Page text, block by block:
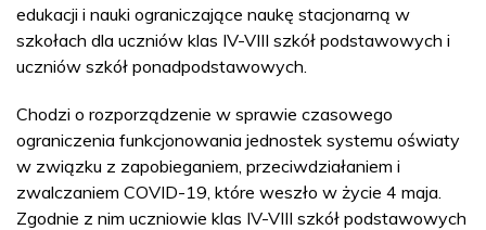
edukacji i nauki ograniczające naukę stacjonarną w
szkołach dla uczniów klas IV-VIII szkół podstawowych i
uczniów szkół ponadpodstawowych.
Chodzi o rozporządzenie w sprawie czasowego
ograniczenia funkcjonowania jednostek systemu oświaty
w związku z zapobieganiem, przeciwdziałaniem i
zwalczaniem COVID-19, które weszło w życie 4 maja.
Zgodnie z nim uczniowie klas IV-VIII szkół podstawowych